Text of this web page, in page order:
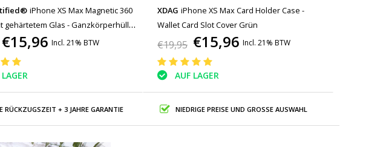
iPhone XS Max Magnetic 360
gehärtetem Glas - Ganzkörperhülle
Displayschutzfolie
€15,96 Incl. 21% BTW
XDAG iPhone XS Max Card Holder Case -
Wallet Card Slot Cover Grün
€19,95 €15,96 Incl. 21% BTW
AUF LAGER
RÜCKZUGSZEIT + 3 JAHRE GARANTIE NIEDRIGE PREISE UND GROSSE AUSWAHL